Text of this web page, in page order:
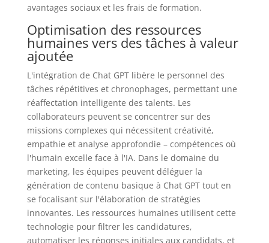
avantages sociaux et les frais de formation.
Optimisation des ressources
humaines vers des tâches à valeur
ajoutée
L'intégration de Chat GPT libère le personnel des
tâches répétitives et chronophages, permettant une
réaffectation intelligente des talents. Les
collaborateurs peuvent se concentrer sur des
missions complexes qui nécessitent créativité,
empathie et analyse approfondie – compétences où
l'humain excelle face à l'IA. Dans le domaine du
marketing, les équipes peuvent déléguer la
génération de contenu basique à Chat GPT tout en
se focalisant sur l'élaboration de stratégies
innovantes. Les ressources humaines utilisent cette
technologie pour filtrer les candidatures,
automatiser les réponses initiales aux candidats, et